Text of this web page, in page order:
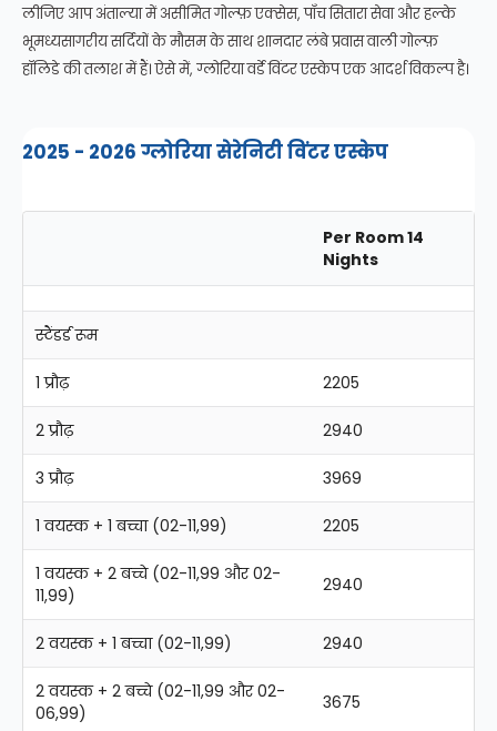
लीजिए आप अंताल्या में असीमित गोल्फ़ एक्सेस, पाँच सितारा सेवा और हल्के
भूमध्यसागरीय सर्दियों के मौसम के साथ शानदार लंबे प्रवास वाली गोल्फ़
हॉलिडे की तलाश में हैं। ऐसे में, ग्लोरिया वर्डे विंटर एस्केप एक आदर्श विकल्प है।
2025 - 2026 ग्लोरिया सेरेनिटी विंटर एस्केप
Per Room 14
Nights
स्टैंडर्ड रूम
1 प्रौढ़ 2205
2 प्रौढ़ 2940
3 प्रौढ़ 3969
1 वयस्क + 1 बच्चा (02-11,99) 2205
1 वयस्क + 2 बच्चे (02-11,99 और 02-
11,99)
2940
2 वयस्क + 1 बच्चा (02-11,99) 2940
2 वयस्क + 2 बच्चे (02-11,99 और 02-
06,99)
3675